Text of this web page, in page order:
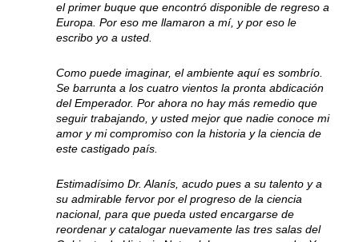
el primer buque que encontró disponible de regreso a
Europa. Por eso me llamaron a mí, y por eso le
escribo yo a usted.
Como puede imaginar, el ambiente aquí es sombrío.
Se barrunta a los cuatro vientos la pronta abdicación
del Emperador. Por ahora no hay más remedio que
seguir trabajando, y usted mejor que nadie conoce mi
amor y mi compromiso con la historia y la ciencia de
este castigado país.
Estimadísimo Dr. Alanís, acudo pues a su talento y a
su admirable fervor por el progreso de la ciencia
nacional, para que pueda usted encargarse de
reordenar y catalogar nuevamente las tres salas del